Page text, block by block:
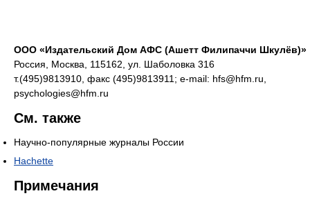
ООО «Издательский Дом АФС (Ашетт Филипаччи Шкулёв)»
Россия, Москва, 115162, ул. Шаболовка 316
т.(495)9813910, факс (495)9813911; e-mail: hfs@hfm.ru,
psychologies@hfm.ru
См. также
Научно-популярные журналы России
Hachette
Примечания